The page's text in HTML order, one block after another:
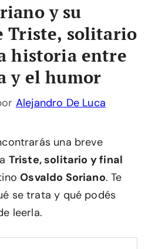
y su
Triste, solitario
historia entre
y el humor
Alejandro De Luca
una breve
Triste, solitario y final
Osvaldo Soriano. Te
se trata y qué podés
leerla.